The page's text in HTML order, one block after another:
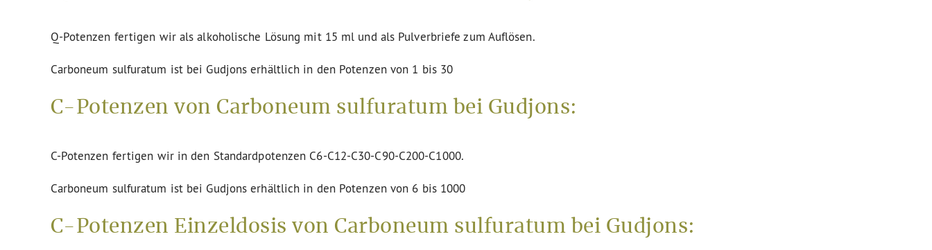
Q-Potenzen fertigen wir als alkoholische Lösung mit 15 ml und als Pulverbriefe zum Auflösen.
Carboneum sulfuratum ist bei Gudjons erhältlich in den Potenzen von 1 bis 30
C-Potenzen von Carboneum sulfuratum bei Gudjons:
C-Potenzen fertigen wir in den Standardpotenzen C6-C12-C30-C90-C200-C1000.
Carboneum sulfuratum ist bei Gudjons erhältlich in den Potenzen von 6 bis 1000
C-Potenzen Einzeldosis von Carboneum sulfuratum bei Gudjons: